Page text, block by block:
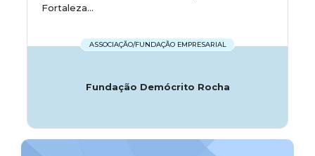
Fortaleza...
ASSOCIAÇÃO/FUNDAÇÃO EMPRESARIAL
Fundação Demócrito Rocha